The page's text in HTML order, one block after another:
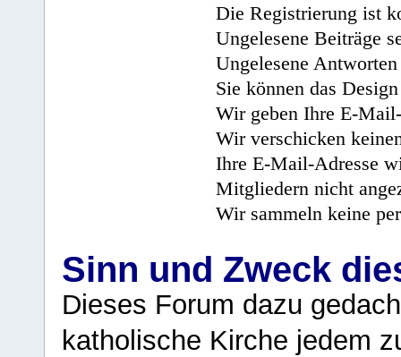
Die Registrierung ist
Ungelesene Beiträge
Ungelesene
Sie können das
Wir geben Ihre E-
Wir verschicken
Ihre E-Mail-Adresse
Mitgliedern nicht
Wir sammeln keine
Sinn und Zweck
Dieses Forum dazu
katholische Kirche jedem